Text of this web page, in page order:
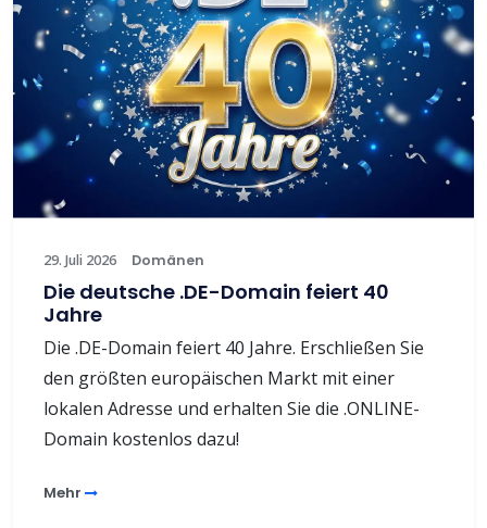
29. Juli 2026 Domänen
Die deutsche .DE-Domain feiert 40
Jahre
Die .DE-Domain feiert 40 Jahre. Erschließen Sie
den größten europäischen Markt mit einer
lokalen Adresse und erhalten Sie die .ONLINE-
Domain kostenlos dazu!
Mehr